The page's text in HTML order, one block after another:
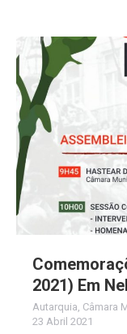
2021) Em
Autarquia Câmara
23 Abril 2021